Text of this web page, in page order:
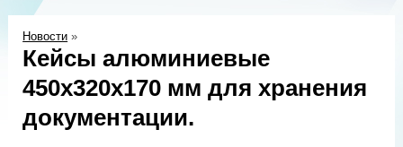
Новости »
Кейсы алюминиевые
450х320х170 мм для хранения
документации.